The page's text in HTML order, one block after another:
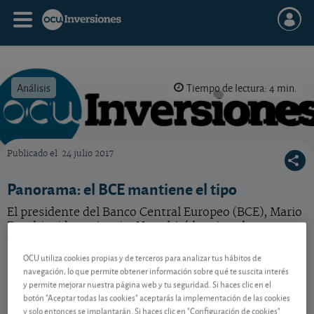
Análisis Tiempo de lectura: 4 min.
Publicado el 24 julio 2017
Panorama: el BCE mantiene el tipo
El presidente del Banco Central Europeo (BCE), Mario
Draghi, pide paciencia. No subirá los tipos hasta ver,
Contenido reservado a SOCIOS
OCU utiliza cookies propias y de terceros para analizar tus hábitos de
navegación, lo que permite obtener información sobre qué te suscita interés
y permite mejorar nuestra página web y tu seguridad. Si haces clic en el
botón "Aceptar todas las cookies" aceptarás la implementación de las cookies
y solo entonces se implantarán. Si haces clic en "Configuración de cookies"